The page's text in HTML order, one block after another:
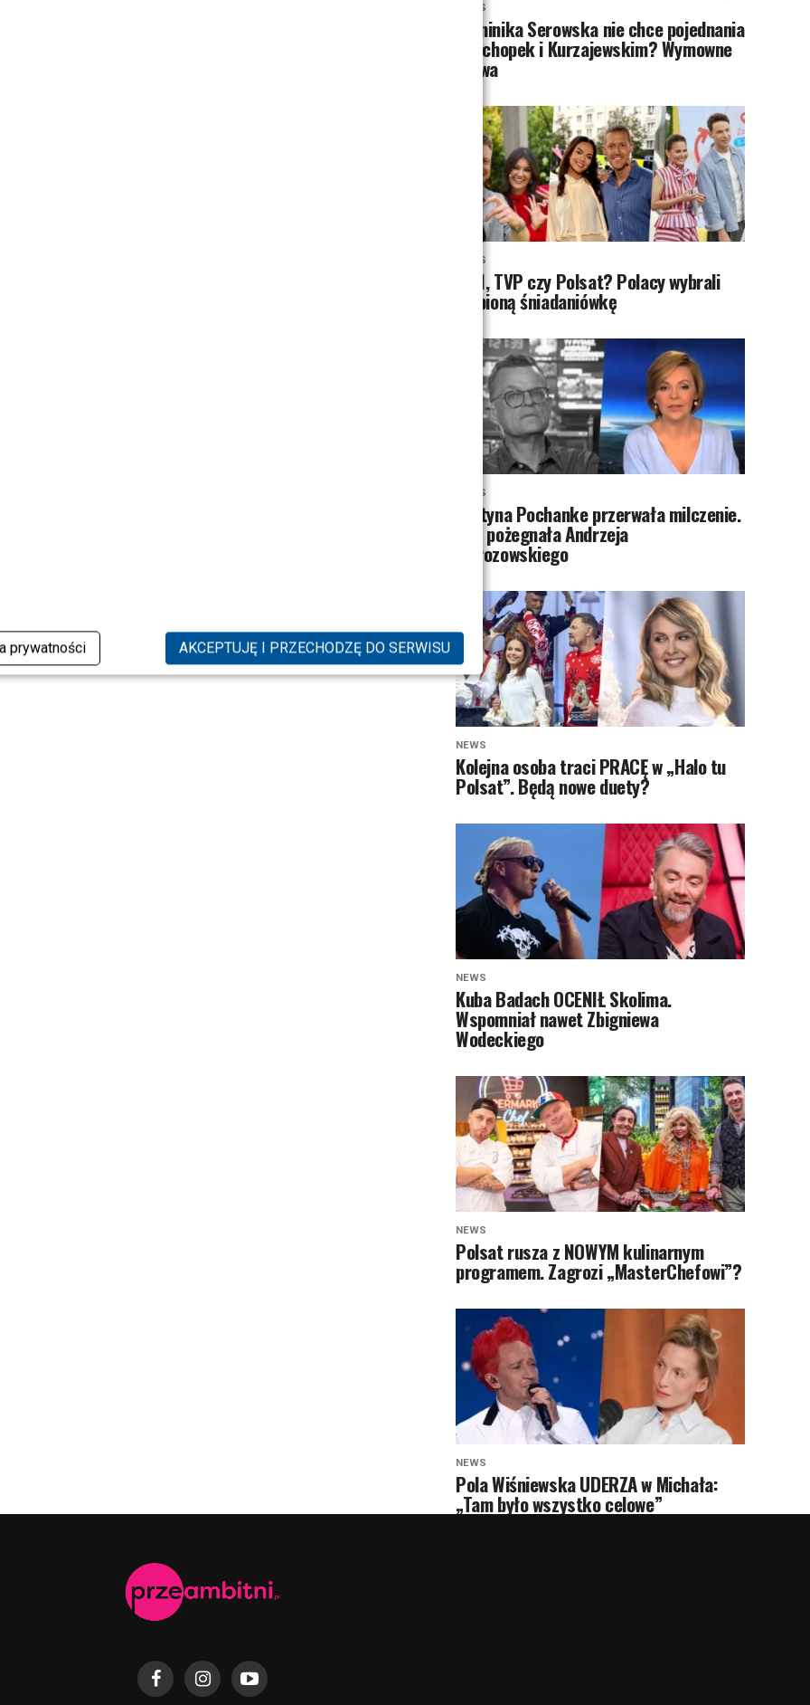
prywatności AKCEPTUJĘ I PRZECHODZĘ DO SERWISU
NEWS
Dominika Serowska nie chce pojednania
z Cichopek i Kurzajewskim? Wymowne
słowa
NEWS
TVN, TVP czy Polsat? Polacy wybrali
ulubioną śniadaniówkę
NEWS
Justyna Pochanke przerwała milczenie.
Tak pożegnała Andrzeja
Morozowskiego
NEWS
Kolejna osoba traci PRACĘ w „Halo tu
Polsat”. Będą nowe duety?
NEWS
Kuba Badach OCENIŁ Skolima.
Wspomniał nawet Zbigniewa
Wodeckiego
NEWS
Polsat rusza z NOWYM kulinarnym
programem. Zagrozi „MasterChefowi”?
NEWS
Pola Wiśniewska UDERZA w Michała:
„Tam było wszystko celowe”